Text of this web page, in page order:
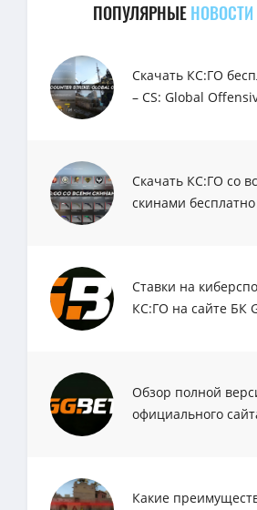
ПОПУЛЯРНЫЕНОВОСТИ
Скачать КС:ГО
– CS: Global
Скачать КС:ГО со
скинами бесплатно
Ставки на
КС:ГО на сайте БК
Обзор полной
официального
Какие